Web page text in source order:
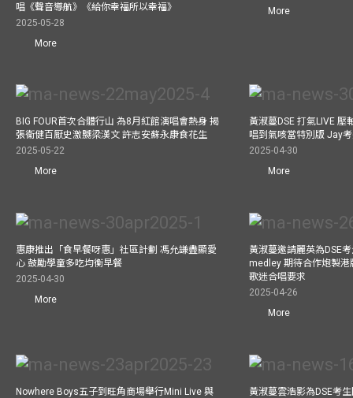
唱《聲音導航》《給你幸福所以幸福》
2025-05-28
More
More
BIG FOUR首次合體行山 為8月紅館演唱會熱身 揭
張衞健百厭史激嬲梁漢文 許志安蘇永康食花生
2025-05-22
More
黃淑蔓DSE 打氣LIVE
唱到氣咳當特別版 Jay
2025-04-30
More
惠康推出「食早餐呀惠」社區計劃 馮允謙盡顯愛
心 鼓勵學童多吃均衡早餐
2025-04-30
More
黃淑蔓邀請麗英為DSE
medley 期待合作炮製
歌迷合唱要求
2025-04-26
More
Nowhere Boys五子到旺角商場舉行Mini Live 與
黃淑蔓雲浩影為DSE考